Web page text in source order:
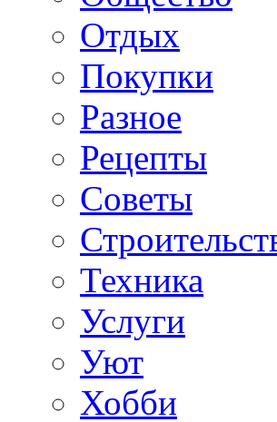
Отдых
Покупки
Разное
Рецепты
Советы
Техника
Услуги
Уют
Хобби